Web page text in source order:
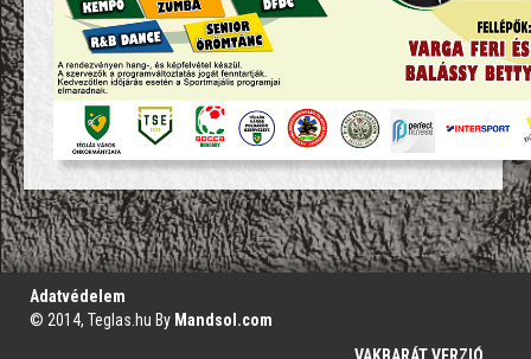
';
Adatvédelem
© 2014, Teglas.hu By Mandsol.com